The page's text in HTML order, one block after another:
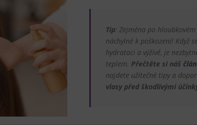
Tip: Zejména po
náchylné k poškození! Když
hydrataci a výživě, je
teplem. Přečtěte si náš
najdete užitečné tipy a
vlasy před škodlivými